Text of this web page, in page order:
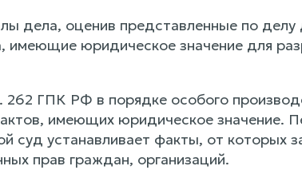
дела, оценив представленные по делу
имеющие юридическое значение для
262 ГПК РФ в порядке особого
имеющих юридическое значение.
суд устанавливает факты, от которых
прав граждан, организаций.